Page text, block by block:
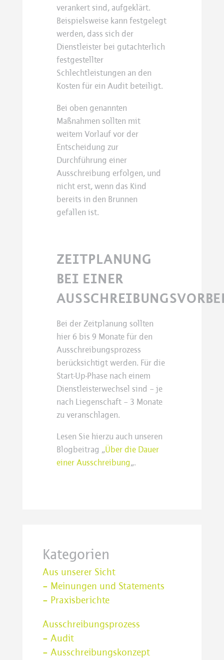
verankert sind, aufgeklärt.
Beispielsweise kann festgelegt
werden, dass sich der
Dienstleister bei gutachterlich
festgestellter
Schlechtleistungen an den
Kosten für ein Audit beteiligt.
Bei oben genannten
Maßnahmen sollten mit
weitem Vorlauf vor der
Entscheidung zur
Durchführung einer
Ausschreibung erfolgen, und
nicht erst, wenn das Kind
bereits in den Brunnen
gefallen ist.
ZEITPLANUNG
BEI EINER
Bei der Zeitplanung sollten
hier 6 bis 9 Monate für den
Ausschreibungsprozess
berücksichtigt werden. Für die
Start-Up-Phase nach einem
Dienstleisterwechsel sind – je
nach Liegenschaft – 3 Monate
zu veranschlagen.
Lesen Sie hierzu auch unseren
Blogbeitrag „Über die Dauer
einer Ausschreibung„.
Kategorien
Aus unserer Sicht
– Meinungen und Statements
– Praxisberichte
Ausschreibungsprozess
– Audit
– Ausschreibungskonzept